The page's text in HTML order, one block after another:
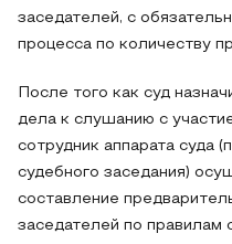
заседателей, с
процесса по количеству
После того как суд
дела к слушанию с
сотрудник аппарата суда
судебного заседания)
составление
заседателей по